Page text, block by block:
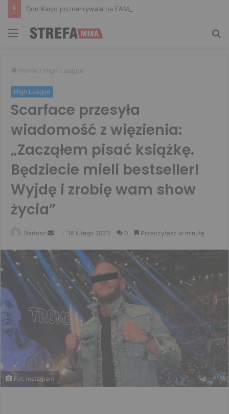
Menu
Home / High League
High League
Scarface przesyła
wiadomość z więzienia:
„Zacząłem pisać książkę.
Będziecie mieli bestseller!
Wyjdę i zrobię wam show
życia”
Bartosz
Send 16 lutego 2023 0 Przeczytasz w minutę
Fot. Instagram